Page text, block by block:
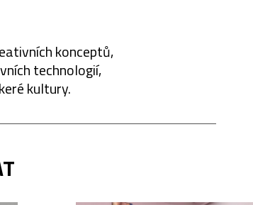
konceptů,
technologií,
kultury.